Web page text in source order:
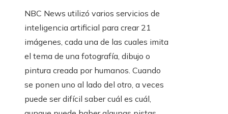
NBC News utilizó varios servicios de
inteligencia artificial para crear 21
imágenes, cada una de las cuales imita
el tema de una fotografía, dibujo o
pintura creada por humanos. Cuando
se ponen uno al lado del otro, a veces
puede ser difícil saber cuál es cuál,